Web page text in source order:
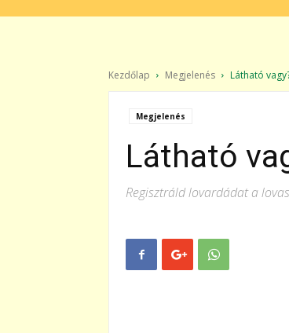
Kezdőlap Megjelenés Látható
Megjelenés
Látható
Regisztráld lovardádat a